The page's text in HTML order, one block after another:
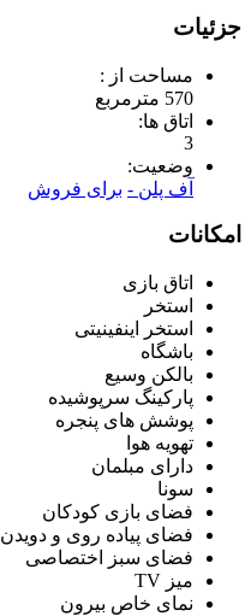
جزئیات
مساحت از :
570 مترمربع
اتاق ها:
3
وضعیت:
آف پلن - برای فروش
امکانات
اتاق بازی
استخر
استخر اینفینیتی
باشگاه
بالکن وسیع
پارکینگ سرپوشیده
پوشش های پنجره
تهویه هوا
دارای مبلمان
سونا
فضای بازی کودکان
فضای پیاده روی و دویدن
فضای سبز اختصاصی
میز TV
نمای خاص بیرون